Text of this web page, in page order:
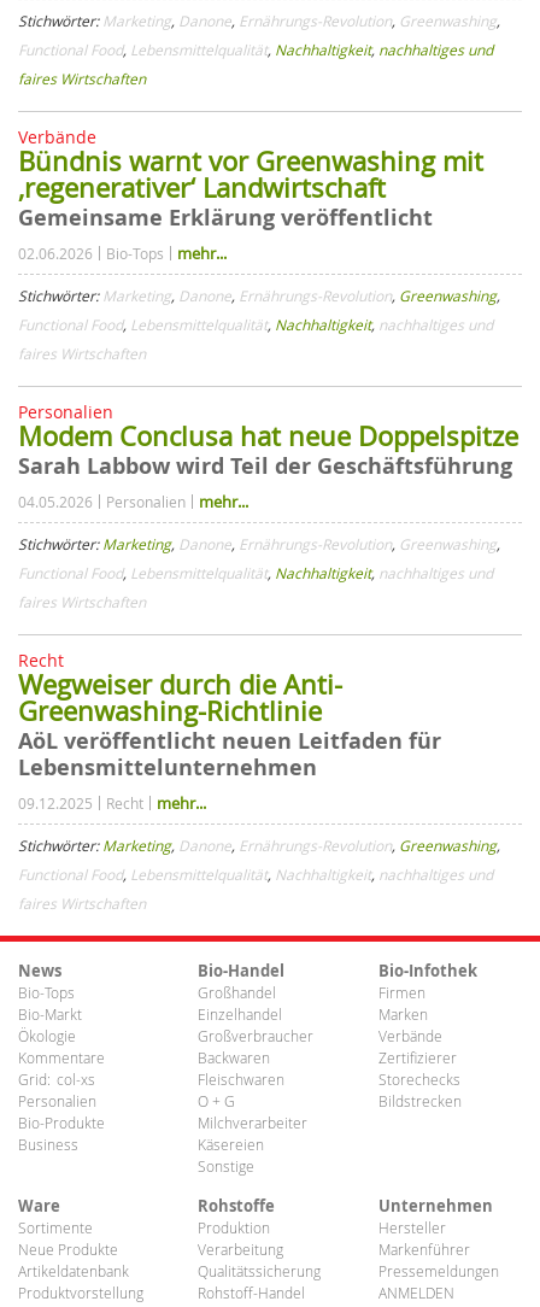
Stichwörter: Marketing, Danone, Ernährungs-Revolution, Greenwashing,
Functional Food, Lebensmittelqualität, Nachhaltigkeit, nachhaltiges und
faires Wirtschaften
Verbände
Bündnis warnt vor Greenwashing mit
‚regenerativer‘ Landwirtschaft
Gemeinsame Erklärung veröffentlicht
02.06.2026 Bio-Tops mehr...
Stichwörter: Marketing, Danone, Ernährungs-Revolution, Greenwashing,
Functional Food, Lebensmittelqualität, Nachhaltigkeit, nachhaltiges und
faires Wirtschaften
Personalien
Modem Conclusa hat neue Doppelspitze
Sarah Labbow wird Teil der Geschäftsführung
04.05.2026 Personalien mehr...
Stichwörter:Marketing, Danone, Ernährungs-Revolution, Greenwashing,
Functional Food, Lebensmittelqualität, Nachhaltigkeit, nachhaltiges und
faires Wirtschaften
Recht
Wegweiser durch die Anti-
Greenwashing-Richtlinie
AöL veröffentlicht neuen Leitfaden für
Lebensmittelunternehmen
09.12.2025 Recht mehr...
Stichwörter:Marketing, Danone, Ernährungs-Revolution, Greenwashing,
Functional Food, Lebensmittelqualität, Nachhaltigkeit, nachhaltiges und
faires Wirtschaften
News
Bio-Tops
Bio-Markt
Ökologie
Kommentare
Grid: col-xs
Personalien
Bio-Produkte
Business
Bio-Handel
Großhandel
Einzelhandel
Großverbraucher
Backwaren
Fleischwaren
O + G
Milchverarbeiter
Käsereien
Sonstige
Bio-Infothek
Firmen
Marken
Verbände
Zertifizierer
Storechecks
Bildstrecken
Ware
Sortimente
Neue Produkte
Artikeldatenbank
Produktvorstellung
Rohstoffe
Produktion
Verarbeitung
Qualitätssicherung
Rohstoff-Handel
Unternehmen
Hersteller
Markenführer
Pressemeldungen
ANMELDEN